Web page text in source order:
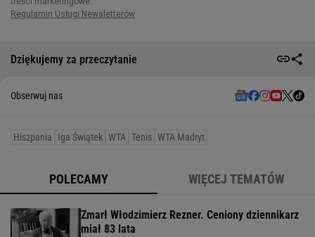
Dziękujemy za przeczytanie
Obserwuj nas
Hiszpania Iga Świątek WTA Tenis WTA Madryt
POLECAMY WIĘCEJ TEMATÓW
Zmarł Włodzimierz Rezner. Ceniony dziennikarz
miał 83 lata